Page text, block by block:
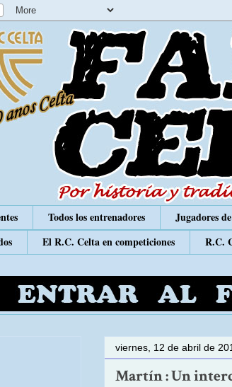
Todos los entrenadores Jugadores
El R.C. Celta en competiciones R.C.
viernes, 12 de abril de
Martín : Un